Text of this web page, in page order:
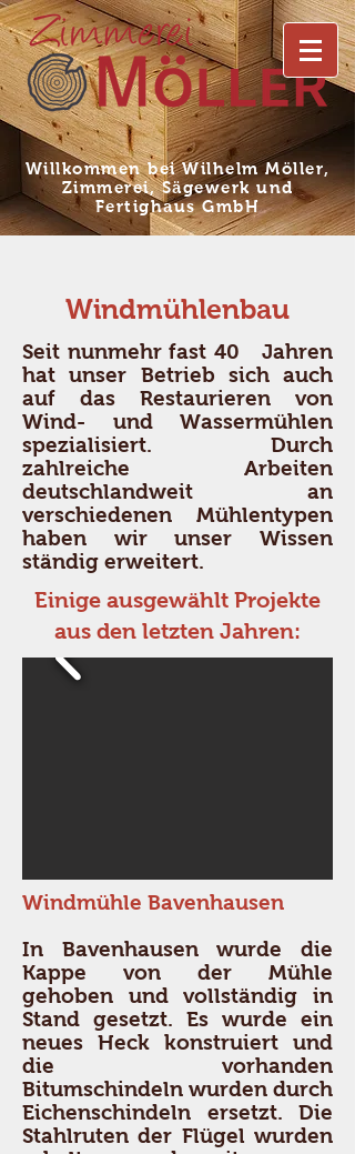
Willkommen bei Wilhelm Möller,
Zimmerei, Sägewerk und
Fertighaus GmbH
Windmühlenbau
Seit nunmehr fast 40 Jahren
hat unser Betrieb sich auch
auf das Restaurieren von
Wind- und Wassermühlen
spezialisiert. Durch
zahlreiche Arbeiten
deutschlandweit an
verschiedenen Mühlentypen
haben wir unser Wissen
ständig erweitert.
Einige ausgewählt Projekte
aus den letzten Jahren:
Windmühle Bavenhausen
In Bavenhausen wurde die
Kappe von der Mühle
gehoben und vollständig in
Stand gesetzt. Es wurde ein
neues Heck konstruiert und
die vorhanden
Bitumschindeln wurden durch
Eichenschindeln ersetzt. Die
Stahlruten der Flügel wurden